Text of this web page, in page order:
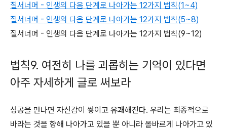
질서너머 - 인생의 다음 단계로 나아가는 12가지 법칙(1~4)
질서너머 - 인생의 다음 단계로 나아가는 12가지 법칙(5~8)
질서너머 - 인생의 다음 단계로 나아가는 12가지 법칙(9~12)
법칙9. 여전히 나를 괴롭히는 기억이 있다면
아주 자세하게 글로 써보라
성공을 만나면 자신감이 쌓이고 유쾌해진다. 우리는 최종적으로
바라는 것을 향해 나아가고 있을 뿐 아니라 올바르게 나아가고 있